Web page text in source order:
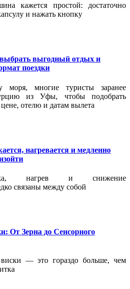
кажется простой: достаточно
и нажать кнопку
выгодный отдых и
поездки
моря, многие туристы заранее
из Уфы, чтобы подобрать
отелю и датам вылета
нагревается и медленно
нагрев и снижение
связаны между собой
От Зерна до Сенсорного
— это гораздо больше, чем